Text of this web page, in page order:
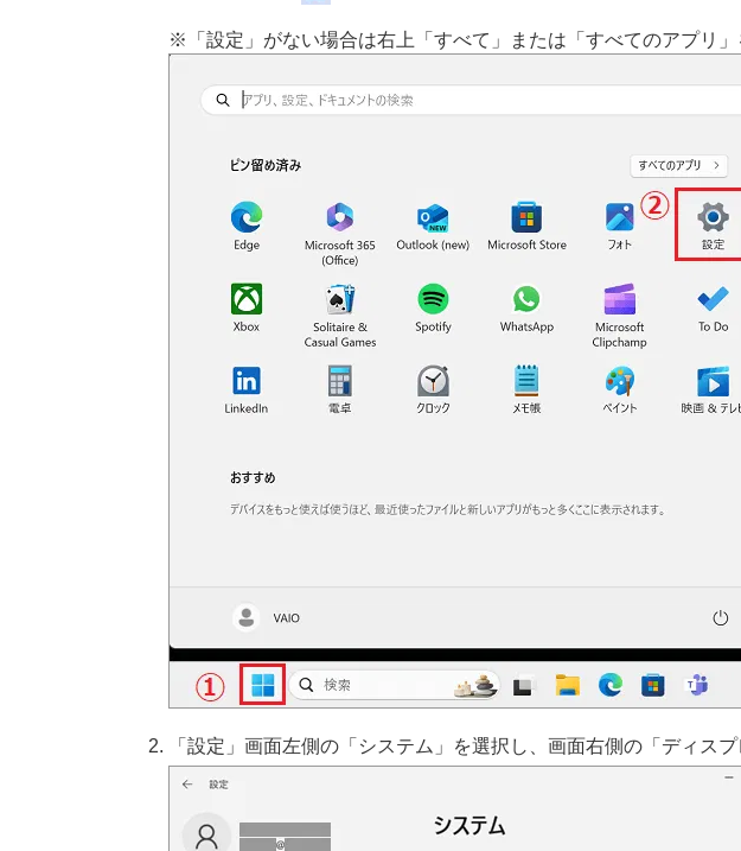
※「設定」がない場合は右上「すべて」または「すべてのアプリ」
「設定」画面左側の「システム」を選択し、画面右側の「ディス